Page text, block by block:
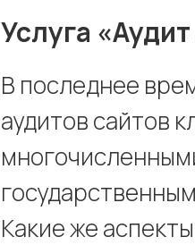
Услуга
В последнее
аудитов сайтов
Какие же